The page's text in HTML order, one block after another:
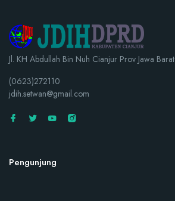
Jl. KH Abdullah Bin Nuh Cianjur Prov Jawa Barat
(0623)272110
jdih.setwan@gmail.com
Pengunjung